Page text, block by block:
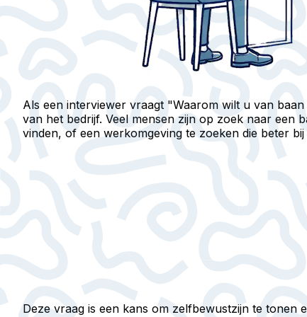
Als een interviewer vraagt "Waarom wilt u van
van het bedrijf. Veel mensen zijn op zoek naar een
vinden, of een werkomgeving te zoeken die beter
Deze vraag is een kans om zelfbewustzijn te tonen